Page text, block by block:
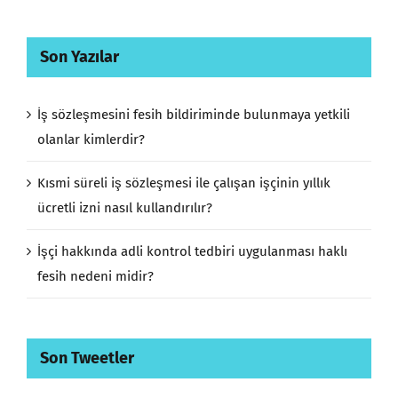
Son Yazılar
İş sözleşmesini fesih bildiriminde bulunmaya yetkili
olanlar kimlerdir?
Kısmi süreli iş sözleşmesi ile çalışan işçinin yıllık
ücretli izni nasıl kullandırılır?
İşçi hakkında adli kontrol tedbiri uygulanması haklı
fesih nedeni midir?
Son Tweetler